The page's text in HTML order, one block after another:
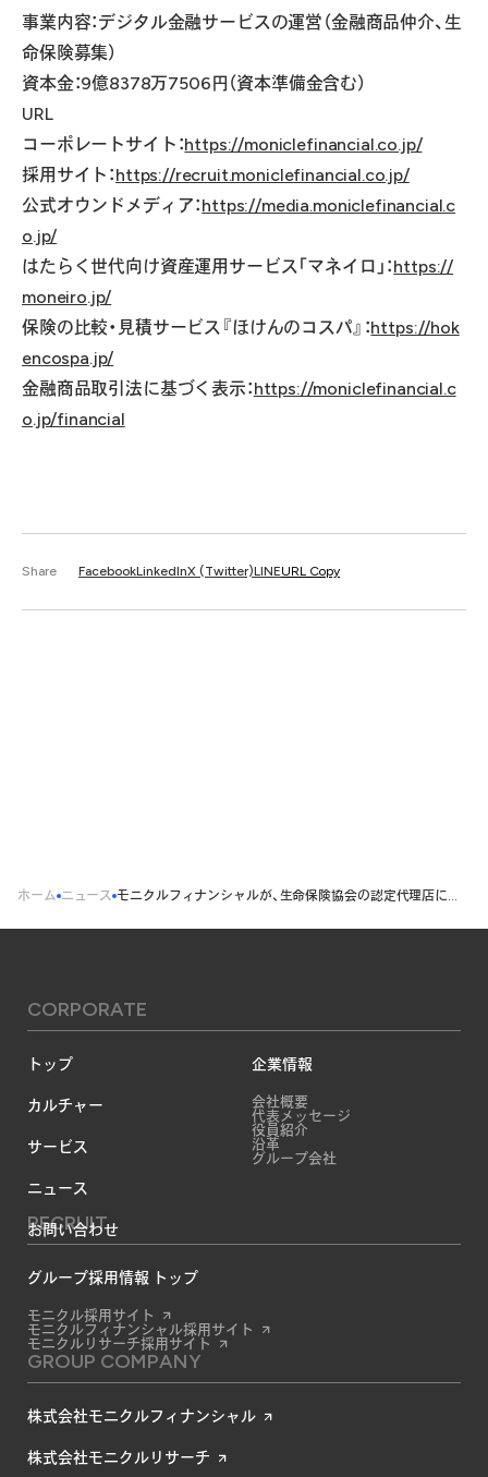
事業内容：デジタル金融サービスの運営（金融商品仲介、生
命保険募集）
資本金：9億8378万7506円（資本準備金含む）
URL
コーポレートサイト：https://moniclefinancial.co.jp/
採用サイト：https://recruit.moniclefinancial.co.jp/
公式オウンドメディア：https://media.moniclefinancial.c
o.jp/
はたらく世代向け資産運用サービス「マネイロ」：https://
moneiro.jp/
保険の比較・見積サービス『ほけんのコスパ』：https://hok
encospa.jp/
金融商品取引法に基づく表示：https://moniclefinancial.c
o.jp/financial
Share FacebookLinkedInX (Twitter)LINEURL Copy
ホーム ニュース モニクルフィナンシャルが、生命保険協会の認定代理店になりました
CORPORATE
トップ
カルチャー
サービス
ニュース
お問い合わせ
企業情報
会社概要
代表メッセージ
役員紹介
沿革
グループ会社
RECRUIT
グループ採用情報 トップ
モニクル採用サイト
モニクルフィナンシャル採用サイト
モニクルリサーチ採用サイト
GROUP COMPANY
株式会社モニクルフィナンシャル
株式会社モニクルリサーチ